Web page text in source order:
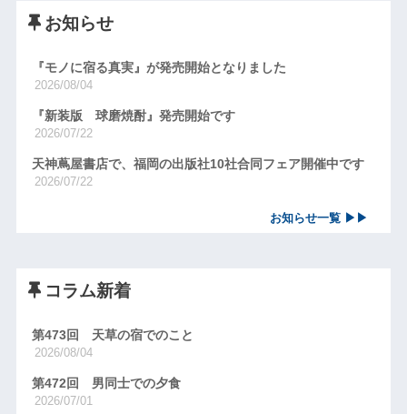
お知らせ
『モノに宿る真実』が発売開始となりました
2026/08/04
『新装版 球磨焼酎』発売開始です
2026/07/22
天神蔦屋書店で、福岡の出版社10社合同フェア開催中です
2026/07/22
お知らせ一覧 ▶▶
コラム新着
第473回 天草の宿でのこと
2026/08/04
第472回 男同士での夕食
2026/07/01